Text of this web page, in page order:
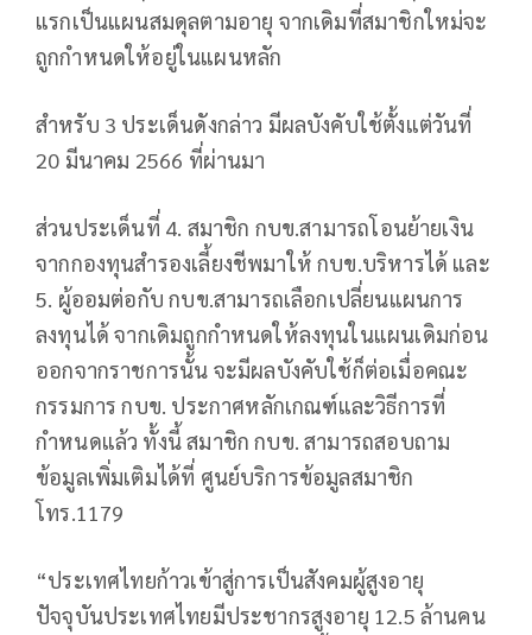
แรกเป็นแผนสมดุลตามอายุ จากเดิมที่สมาชิกใหม่จะ
ถูกกำหนดให้อยู่ในแผนหลัก
สำหรับ 3 ประเด็นดังกล่าว มีผลบังคับใช้ตั้งแต่วันที่
20 มีนาคม 2566 ที่ผ่านมา
ส่วนประเด็นที่ 4. สมาชิก กบข.สามารถโอนย้ายเงิน
จากกองทุนสำรองเลี้ยงชีพมาให้ กบข.บริหารได้ และ
5. ผู้ออมต่อกับ กบข.สามารถเลือกเปลี่ยนแผนการ
ลงทุนได้ จากเดิมถูกกำหนดให้ลงทุนในแผนเดิมก่อน
ออกจากราชการนั้น จะมีผลบังคับใช้ก็ต่อเมื่อคณะ
กรรมการ กบข. ประกาศหลักเกณฑ์และวิธีการที่
กำหนดแล้ว ทั้งนี้ สมาชิก กบข. สามารถสอบถาม
ข้อมูลเพิ่มเติมได้ที่ ศูนย์บริการข้อมูลสมาชิก
โทร.1179
“ประเทศไทยก้าวเข้าสู่การเป็นสังคมผู้สูงอายุ
ปัจจุบันประเทศไทยมีประชากรสูงอายุ 12.5 ล้านคน